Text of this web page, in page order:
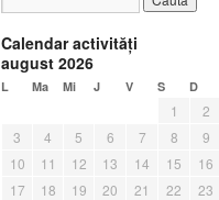
Calendar activităţi
august 2026
L Ma Mi J V S D
1
2
3
4 5 6 7 8
9
10
11 12 13 14 15
16
17
18 19 20 21 22
23